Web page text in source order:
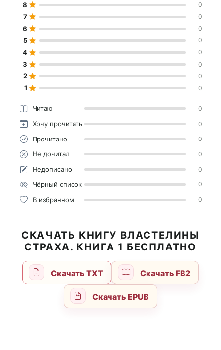
8 0
7 0
6 0
5 0
4 0
3 0
2 0
1 0
Читаю 0
Хочу прочитать 0
Прочитано 0
Не дочитал 0
Недописано 0
Чёрный список 0
В избранном 0
СКАЧАТЬ КНИГУ ВЛАСТЕЛИНЫ
СТРАХА. КНИГА 1 БЕСПЛАТНО
Скачать TXT Скачать FB2
Скачать EPUB